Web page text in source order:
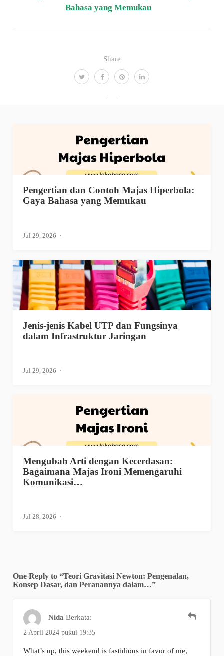
Share
Bahasa yang Memukau
Pengertian dan Contoh Majas Hiperbola:
Gaya Bahasa yang Memukau
Jul 29, 2026
Jenis-jenis Kabel UTP dan Fungsinya
dalam Infrastruktur Jaringan
Jul 29, 2026
Mengubah Arti dengan Kecerdasan:
Bagaimana Majas Ironi Memengaruhi
Komunikasi…
Jul 28, 2026
One Reply to “Teori Gravitasi Newton: Pengenalan,
Konsep Dasar, dan Peranannya dalam…”
Nida Berkata:
2 April 2024 pukul 19:35
What’s up, this weekend is fastidious in favor of me,